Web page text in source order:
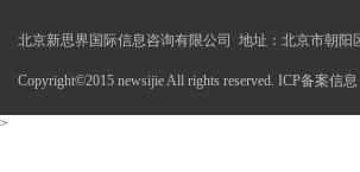
北京新思界国际信息咨询有限公司 地址：北京市朝阳
Copyright©2015 newsijie All rights reserved. ICP备案信
>